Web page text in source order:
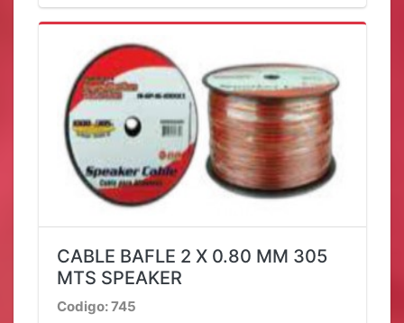
CABLE BAFLE 2 X 0.80 MM 305
MTS SPEAKER
Codigo: 745